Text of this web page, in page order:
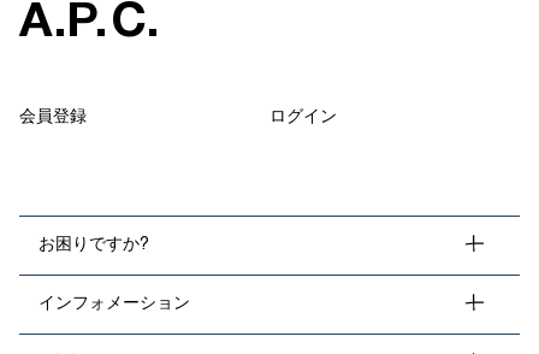
A.P.C.
会員登録 ログイン
お困りですか?
インフォメーション